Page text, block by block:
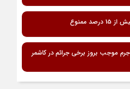
ممنوع
موجب بروز برخی جرائم در کاشمر